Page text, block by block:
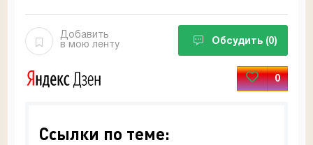
Добавить
в мою ленту
Обсудить (0)
0
Ссылки по теме: